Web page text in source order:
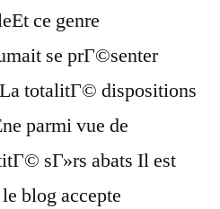
ce genre
se prГ©senter
totalitГ© dispositions
parmi vue de
sГ»rs abats Il est
blog accepte